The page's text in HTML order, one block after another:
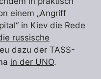
einem „Angriff
in Kiev die Rede
russische
dazu der TASS-
in der UNO.